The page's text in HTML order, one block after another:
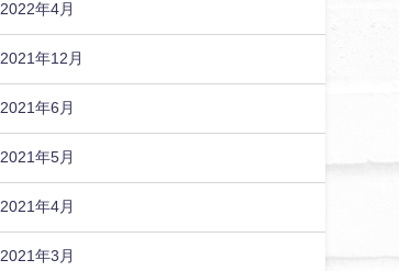
2022年4月
2021年12月
2021年6月
2021年5月
2021年4月
2021年3月